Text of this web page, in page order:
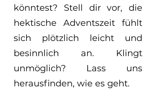
könntest? Stell dir vor, die
hektische Adventszeit fühlt
sich plötzlich leicht und
besinnlich an. Klingt
unmöglich? Lass uns
herausfinden, wie es geht.